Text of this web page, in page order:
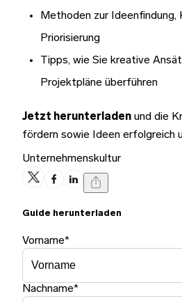
Methoden zur Ideenfindung,
Priorisierung
Tipps, wie Sie kreative
Projektpläne überführen
Jetzt herunterladen und die
fördern sowie Ideen erfolgreich
Unternehmenskultur
Guide herunterladen
Vorname*
Nachname*